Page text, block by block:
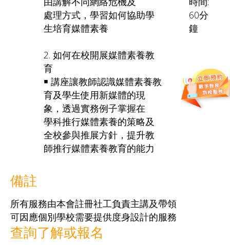
處理方式，學習如何協助學
生培育媒體素養
2. 如何在校開展媒體素養教
育
￭ 講座讓教師認識媒體素養教
育及學生使用新媒體的現
象，透過實務例子掌握在
學科推行媒體素養的策略及
全校參與推展方針，提升教
師推行媒體素養教育的能力
60分
鐘
備註
所有服務由本會註冊社工負責主講及帶領
可因應個別學校需要提供度身設計的服務
查詢了解或報名